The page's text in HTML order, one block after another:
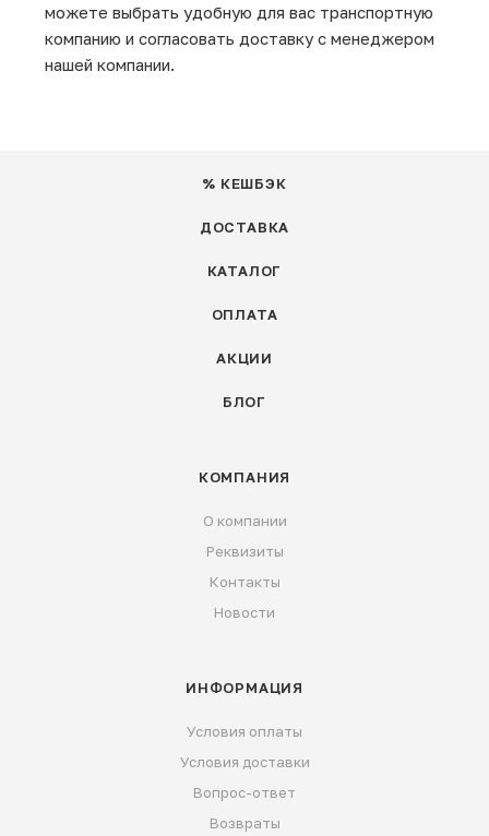
можете выбрать удобную для вас транспортную
компанию и согласовать доставку с менеджером
нашей компании.
% КЕШБЭК
ДОСТАВКА
КАТАЛОГ
ОПЛАТА
АКЦИИ
БЛОГ
КОМПАНИЯ
О компании
Реквизиты
Контакты
Новости
ИНФОРМАЦИЯ
Условия оплаты
Условия доставки
Вопрос-ответ
Возвраты